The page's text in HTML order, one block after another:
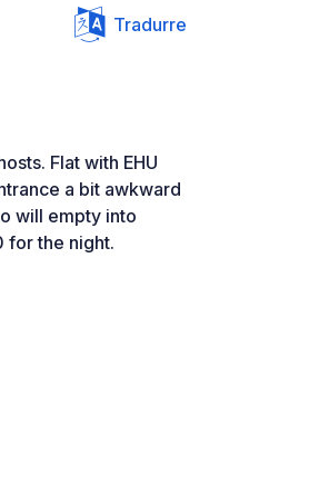
Tradurre
Flat with EHU
a bit awkward
will empty into
for the night.